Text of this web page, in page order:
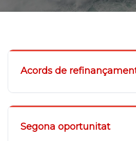
Acords de
Segona oportunitat